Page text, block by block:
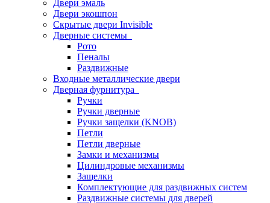
Двери эмаль
Двери экошпон
Скрытые двери Invisible
Дверные системы
Рото
Пеналы
Раздвижные
Входные металлические двери
Дверная фурнитура
Ручки
Ручки дверные
Ручки защелки (KNOB)
Петли
Петли дверные
Замки и механизмы
Цилиндровые механизмы
Защелки
Комплектующие для раздвижных систем
Раздвижные системы для дверей